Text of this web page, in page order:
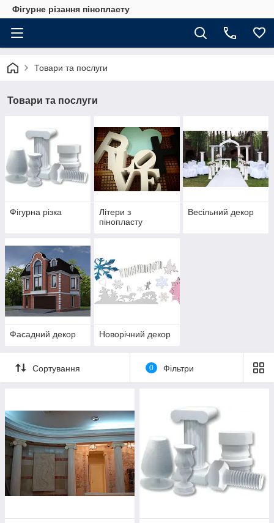
Фігурне різання пінопласту
Товари та послуги
Товари та послуги
Фігурна різка
Літери з
пінопласту
Весільний декор
Фасадний декор Новорічний декор
Сортування 0 Фільтри